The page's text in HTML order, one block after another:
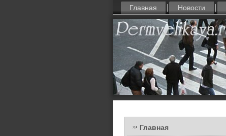
Главная Новости
Главная